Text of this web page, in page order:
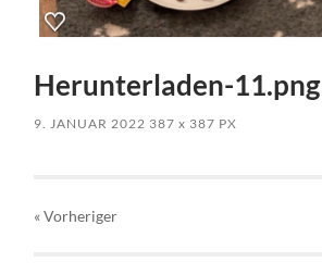
Herunterladen-11.png
9. JANUAR 2022 387x 387 PX
« Vorheriger